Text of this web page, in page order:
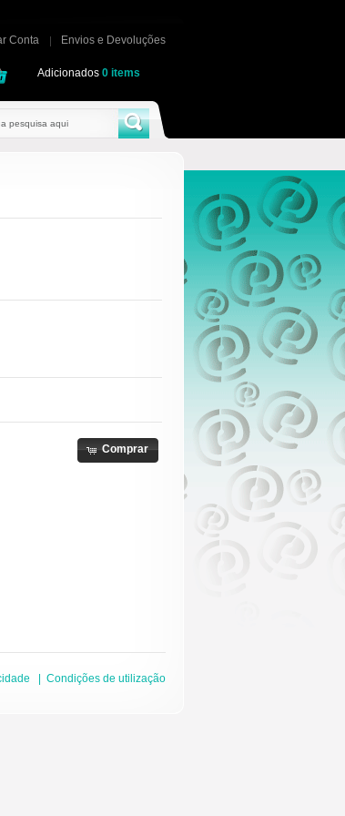
Conta Envios e Devoluções
Adicionados 0 items
Comprar
Condições de utilização